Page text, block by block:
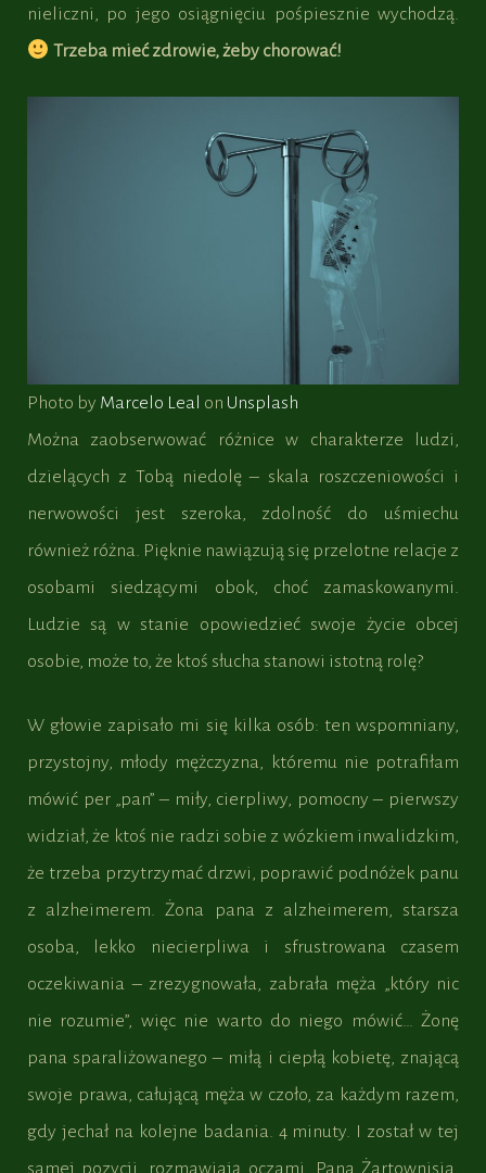
nieliczni, po jego osiągnięciu pośpiesznie wychodzą.
Trzeba mieć zdrowie, żeby chorować!
Photo by Marcelo Leal on Unsplash
Można zaobserwować różnice w charakterze ludzi,
dzielących z Tobą niedolę – skala roszczeniowości i
nerwowości jest szeroka, zdolność do uśmiechu
również różna. Pięknie nawiązują się przelotne relacje z
osobami siedzącymi obok, choć zamaskowanymi.
Ludzie są w stanie opowiedzieć swoje życie obcej
osobie, może to, że ktoś słucha stanowi istotną rolę?
W głowie zapisało mi się kilka osób: ten wspomniany,
przystojny, młody mężczyzna, któremu nie potrafiłam
mówić per „pan” – miły, cierpliwy, pomocny – pierwszy
widział, że ktoś nie radzi sobie z wózkiem inwalidzkim,
że trzeba przytrzymać drzwi, poprawić podnóżek panu
z alzheimerem. Żona pana z alzheimerem, starsza
osoba, lekko niecierpliwa i sfrustrowana czasem
oczekiwania – zrezygnowała, zabrała męża „który nic
nie rozumie”, więc nie warto do niego mówić… Żonę
pana sparaliżowanego – miłą i ciepłą kobietę, znającą
swoje prawa, całującą męża w czoło, za każdym razem,
gdy jechał na kolejne badania. 4 minuty. I został w tej
samej pozycji, rozmawiają oczami. Pana Żartownisia,